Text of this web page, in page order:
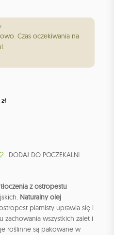
Czas oczekiwania na
DODAJ DO POCZEKALNI
z ostropestu
Naturalny olej
plamisty uprawia się i
zachowania wszystkich zalet i
roślinne są pakowane w